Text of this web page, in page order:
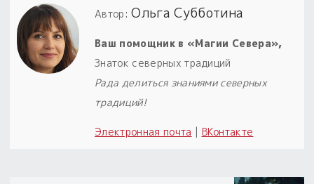
Автор:Ольга Субботина
Ваш помощник в «Магии Севера»,
Знаток северных традиций
Рада делиться знаниями северных
традиций!
Электронная почта | ВКонтакте